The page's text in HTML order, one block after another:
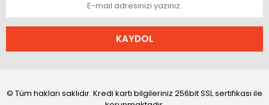
KAYDOL
© Tüm hakları saklıdır. Kredi kartı bilgileriniz 256bit SSL sertifikası ile